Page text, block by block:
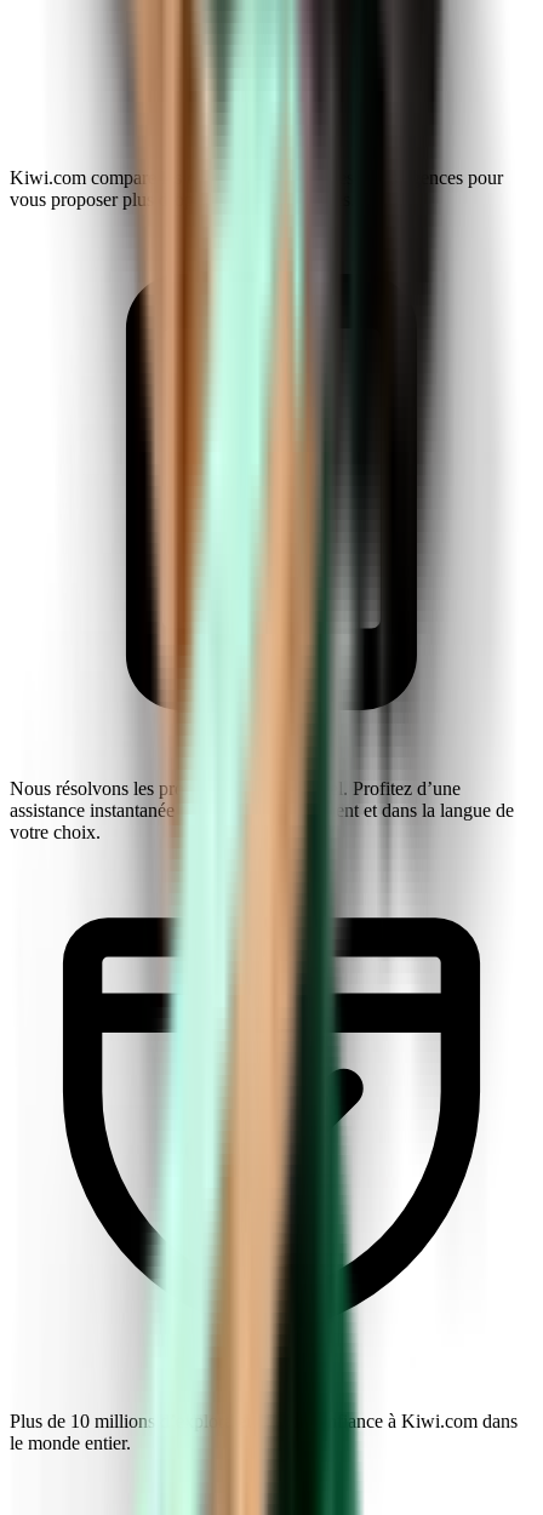
Kiwi.com compare les compagnies aériennes et les agences pour
vous proposer plus d’options et d’économies.
Nous résolvons les problèmes en temps réel. Profitez d’une
assistance instantanée par chat, à tout moment et dans la langue de
votre choix.
Plus de 10 millions d’explorateurs font confiance à Kiwi.com dans
le monde entier.